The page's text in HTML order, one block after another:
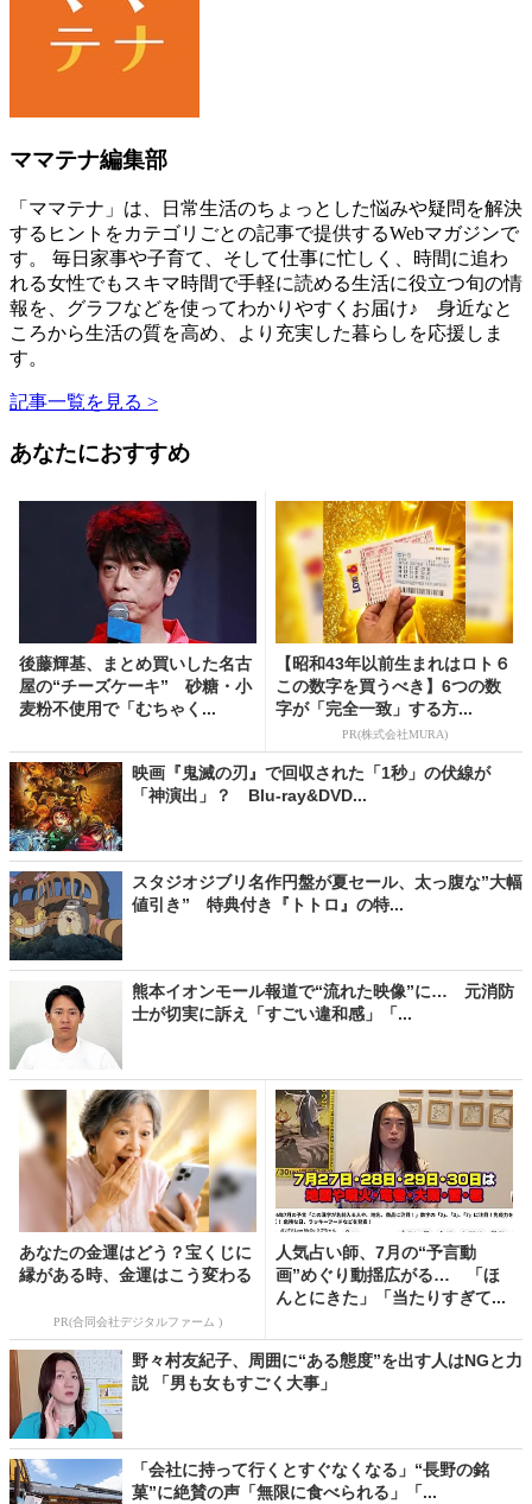
ママテナ編集部
「ママテナ」は、日常生活のちょっとした悩みや疑問を解決
するヒントをカテゴリごとの記事で提供するWebマガジンで
す。 毎日家事や子育て、そして仕事に忙しく、時間に追わ
れる女性でもスキマ時間で手軽に読める生活に役立つ旬の情
報を、グラフなどを使ってわかりやすくお届け♪ 身近なと
ころから生活の質を高め、より充実した暮らしを応援しま
す。
記事一覧を見る >
あなたにおすすめ
後藤輝基、まとめ買いした名古
屋の“チーズケーキ” 砂糖・小
麦粉不使用で「むちゃく...
【昭和43年以前生まれはロト６
この数字を買うべき】6つの数
字が「完全一致」する方...
PR(株式会社MURA)
映画『鬼滅の刃』で回収された「1秒」の伏線が
「神演出」？ Blu-ray&DVD...
スタジオジブリ名作円盤が夏セール、太っ腹な”大幅
値引き” 特典付き『トトロ』の特...
熊本イオンモール報道で“流れた映像”に… 元消防
士が切実に訴え「すごい違和感」「...
あなたの金運はどう？宝くじに
縁がある時、金運はこう変わる
PR(合同会社デジタルファーム )
人気占い師、7月の“予言動
画”めぐり動揺広がる… 「ほ
んとにきた」「当たりすぎて...
野々村友紀子、周囲に“ある態度”を出す人はNGと力
説 「男も女もすごく大事」
「会社に持って行くとすぐなくなる」“長野の銘
菓”に絶賛の声「無限に食べられる」「...